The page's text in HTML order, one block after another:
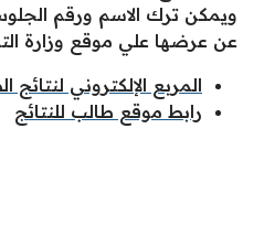
ويمكن ترك الاسم ورقم
عن عرضها علي موقع وزارة
المربع الإلكتروني
رابط موقع طالب للنتائج